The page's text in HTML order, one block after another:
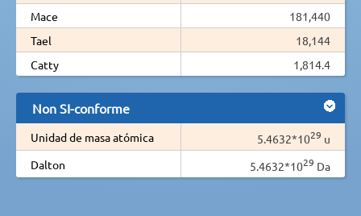
Mace
181,440
Tael
18,144
Catty
1,814.4
Non SI-conforme
Unidad de masa atómica 5.4632*1029 u
Dalton
5.4632*1029 Da